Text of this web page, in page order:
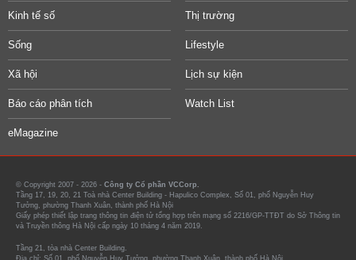
Kinh tế số Thị trường
Sống Lifestyle
Xã hội Lịch sự kiện
Báo cáo phân tích Watch List
eMagazine
© Copyright 2007 - 2026 - Công ty Cổ phần VCCorp.
Tầng 17, 19, 20, 21 Toà nhà Center Building - Hapulico Complex, Số 01, phố Nguyễn Huy
Tưởng, phường Thanh Xuân, thành phố Hà Nội
Giấy phép thiết lập trang thông tin điện tử tổng hợp trên mạng số 2216/GP-TTĐT do Sở Thông tin
và Truyền thông Hà Nội cấp ngày 10 tháng 4 năm 2019.
Tầng 21, tòa nhà Center Building.